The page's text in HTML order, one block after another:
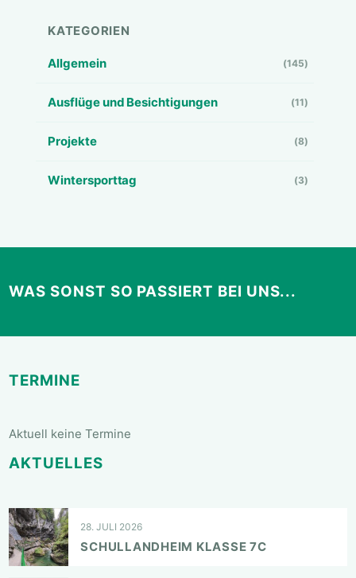
KATEGORIEN
Allgemein (145)
Ausflüge und Besichtigungen (11)
Projekte (8)
Wintersporttag (3)
WAS SONST SO PASSIERT BEI UNS...
TERMINE
Aktuell keine Termine
AKTUELLES
28. JULI 2026
SCHULLANDHEIM KLASSE 7C